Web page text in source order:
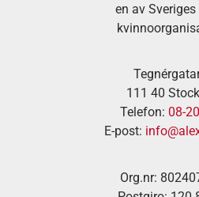
en av
111 40
Telefon: 08-
E-post:
Org.nr: